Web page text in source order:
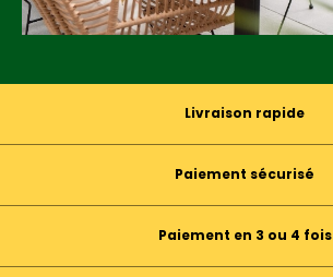
Livraison rapide
Paiement sécurisé
Paiement en 3 ou 4 fois